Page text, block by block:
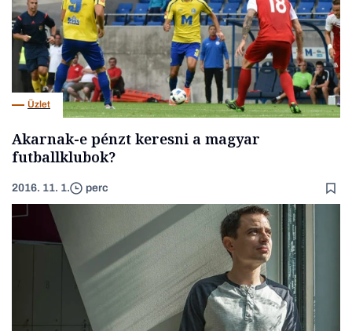
Üzlet
Akarnak-e pénzt keresni a magyar
futballklubok?
2016. 11. 1. perc